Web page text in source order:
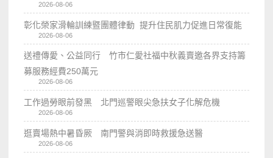
2026-08-06
彰化榮家滑輪訓練暨團體律動 提升住民肌力促進日常復能
2026-08-06
送禮傳愛、公益同行 竹市仁愛社福中秋義賣邀各界支持籌
募服務經費250萬元
2026-08-06
工作過勞眼前發黑 北門巡警眼尖急扶女子化解危機
2026-08-06
逛賣場熱中暑昏厥 南門警與消即時救援急送醫
2026-08-06